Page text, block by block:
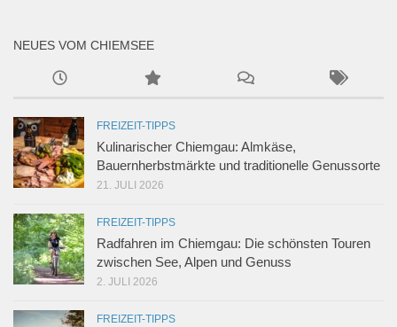
NEUES VOM CHIEMSEE
FREIZEIT-TIPPS
Kulinarischer Chiemgau: Almkäse,
Bauernherbstmärkte und traditionelle Genussorte
21. JULI 2026
FREIZEIT-TIPPS
Radfahren im Chiemgau: Die schönsten Touren
zwischen See, Alpen und Genuss
2. JULI 2026
FREIZEIT-TIPPS